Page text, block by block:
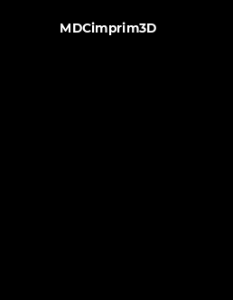
MDCimprim3D